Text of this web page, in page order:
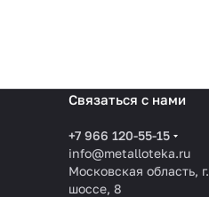
Связаться с нами
+7 966 120-55-15
info@metalloteka.ru
Московская область,
шоссе, 8